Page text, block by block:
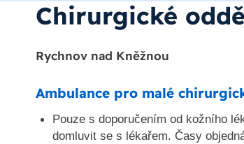
Chirurgické
Rychnov nad Kněžnou
Ambulance pro malé
Pouze s doporučením od kožního
domluvit se s lékařem. Časy